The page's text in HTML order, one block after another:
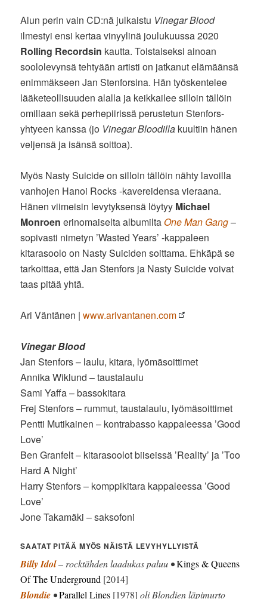
Alun perin vain CD:nä julkaistu Vinegar Blood
ilmestyi ensi kertaa vinyylinä joulukuussa 2020
Rolling Recordsin kautta. Toistaiseksi ainoan
soololevynsä tehtyään artisti on jatkanut elämäänsä
enimmäkseen Jan Stenforsina. Hän työskentelee
lääketeollisuuden alalla ja keikkailee silloin tällöin
omillaan sekä perhepiirissä perustetun Stenfors-
yhtyeen kanssa (jo Vinegar Bloodilla kuultiin hänen
veljensä ja isänsä soittoa).
Myös Nasty Suicide on silloin tällöin nähty lavoilla
vanhojen Hanoi Rocks -kavereidensa vieraana.
Hänen viimeisin levytyksensä löytyy Michael
Monroen erinomaiselta albumiltaOne Man Gang–
sopivasti nimetyn ’Wasted Years’ -kappaleen
kitarasoolo on Nasty Suiciden soittama. Ehkäpä se
tarkoittaa, että Jan Stenfors ja Nasty Suicide voivat
taas pitää yhtä.
Ari Väntänen |www.arivantanen.com
Vinegar Blood
Jan Stenfors – laulu, kitara, lyömäsoittimet
Annika Wiklund – taustalaulu
Sami Yaffa – bassokitara
Frej Stenfors – rummut, taustalaulu, lyömäsoittimet
Pentti Mutikainen – kontrabasso kappaleessa ’Good
Love’
Ben Granfelt – kitarasoolot biiseissä ’Reality’ ja ’Too
Hard A Night’
Harry Stenfors – komppikitara kappaleessa ’Good
Love’
Jone Takamäki – saksofoni
SAATAT PITÄÄ MYÖS NÄISTÄ LEVYHYLLYISTÄ
Billy Idol– rocktähden laadukas paluu •Kings & Queens
Of The Underground [2014]
Blondie •Parallel Lines [1978] oli Blondien läpimurto